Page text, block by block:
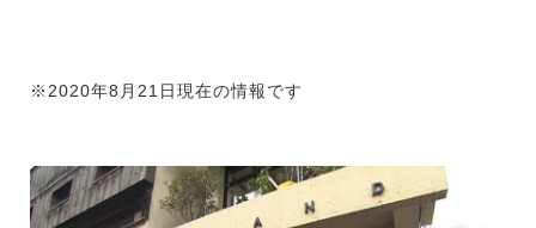
※2020年8月21日現在の情報です